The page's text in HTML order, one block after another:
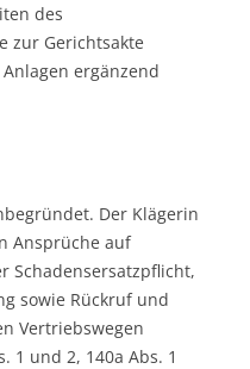
des
zur Gerichtsakte
ergänzend
Der Klägerin
Ansprüche auf
Schadensersatzpflicht,
sowie Rückruf und
Vertriebswegen
1 und 2, 140a Abs. 1